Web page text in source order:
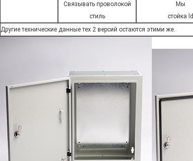
Связывать проволокой
стиль
Мы
стойка ld
Другие технические данные тех 2 версий остаются этими же.